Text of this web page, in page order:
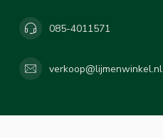
085-4011571
verkoop@lijmenwinkel.nl